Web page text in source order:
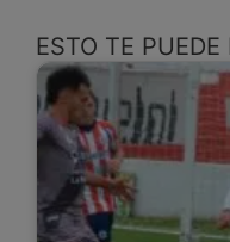
ESTO TE PUEDE